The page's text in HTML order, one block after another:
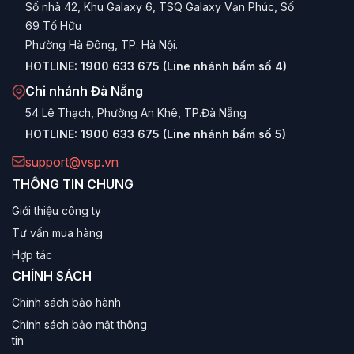
Bảo hành thuận tiện:
theo linh kiện tại hệ thống trung tâm bảo hành VSP trên
toàn quốc.
Phân loại Máy tính để bàn VSP theo nhu
cầu
Máy tính VSP Văn phòng & Học tập
Dòng sản phẩm tập trung vào sự nhỏ gọn, tiết kiệm điện
và độ bền. Cấu hình thường sử dụng CPU Intel Core i3
hoặc Pentium, RAM 8GB, SSD tốc độ cao giúp khởi động
máy và ứng dụng văn phòng (Word, Excel) chỉ trong vài
giây. Vỏ case thường là các mẫu V28xx nhỏ gọn, lịch sự.
Máy tính VSP Gaming & Giải trí
Dành cho game thủ và người dùng gia đình. Trang bị CPU
Số nhà 42, Khu Galaxy 6, TSQ Galaxy Vạn Phúc, Số
69 Tố Hữu
Phường Hà Đông, TP. Hà Nội.
HOTLINE: 1900 633 675 (Line nhánh bấm số 4)
Chi nhánh Đà Nẵng
54 Lê Thạch, Phường An Khê, TP.Đà Nẵng
HOTLINE: 1900 633 675 (Line nhánh bấm số 5)
support@vsp.vn
THÔNG TIN CHUNG
Giới thiệu công ty
Tư vấn mua hàng
Hợp tác
CHÍNH SÁCH
Chính sách bảo hành
Chính sách bảo mật thông
tin